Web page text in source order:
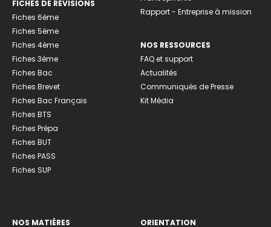
FICHES DE RÉVISIONS
Fiches 6ème
Fiches 5ème
Fiches 4ème
Fiches 3ème
Fiches Bac
Fiches Brevet
Fiches Bac Français
Fiches BTS
Fiches Prépa
Fiches BUT
Fiches PASS
Fiches SUP
Rapport - Entreprise à mission
NOS RESSOURCES
FAQ et support
Actualités
Communiqués de Presse
Kit Média
NOS MATIÈRES
ORIENTATION